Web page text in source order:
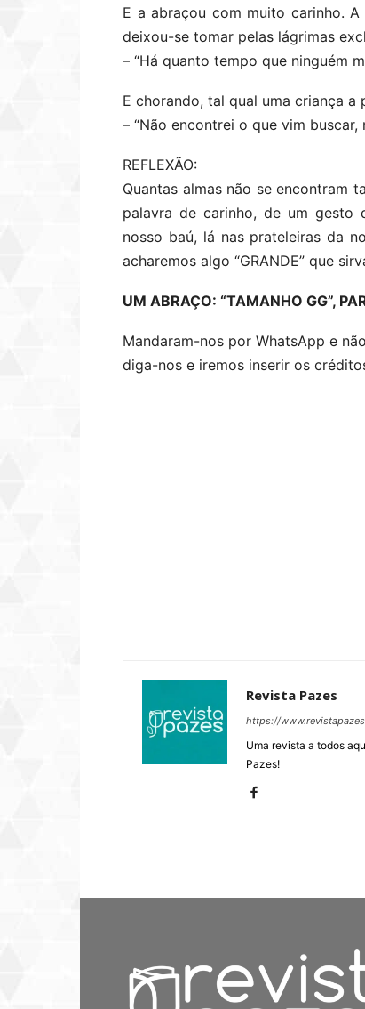
E a abraçou com muito carinho.
deixou-se tomar pelas lágrimas
– “Há quanto tempo que ninguém
E chorando, tal qual uma criança a
– “Não encontrei o que vim
REFLEXÃO:
Quantas almas não se encontram
palavra de carinho, de um gesto
nosso baú, lá nas prateleiras da
acharemos algo “GRANDE” que
UM ABRAÇO: “TAMANHO GG”,
Mandaram-nos por WhatsApp e
diga-nos e iremos inserir os
Revista Pazes
https://
Uma revista a todos
Pazes!